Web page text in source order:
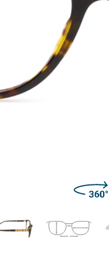
52 mm
Μήκος φακού